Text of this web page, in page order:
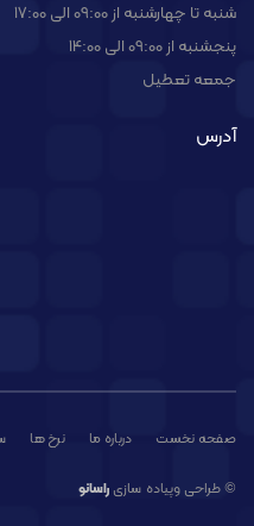
شنبه تا چهارشنبه از 09:00 الی 17:00
پنجشنبه از 09:00 الی 14:00
جمعه تعطیل
آدرس
صفحه نخست درباره ما نرخ ها
© طراحی وپیاده سازی راسانو